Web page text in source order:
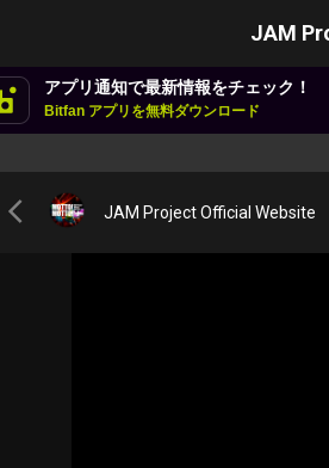
JAM
アプリ通知で最新情報をチェック！
Bitfan アプリを無料ダウンロード
JAM Project Official Website